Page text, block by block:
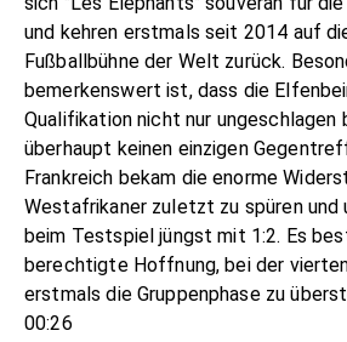
und kehren erstmals seit 2014 auf
Fußballbühne der Welt zurück.
bemerkenswert ist, dass die
Qualifikation nicht nur ungeschlagen
überhaupt keinen einzigen
Frankreich bekam die enorme
Westafrikaner zuletzt zu spüren und
beim Testspiel jüngst mit 1:2. Es
berechtigte Hoffnung, bei der
erstmals die Gruppenphase zu
00:26